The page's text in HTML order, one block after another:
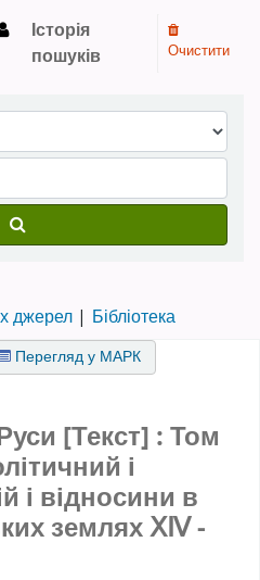
каталог
Історія
пошуків
Очистити
джерел
Бібліотека
Перегляд у МАРК
[Текст] : Том
і
і відносини в
землях ⅩⅣ -